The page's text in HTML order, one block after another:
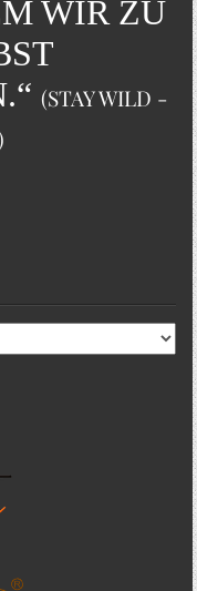
WIR ZU
(STAY WILD -